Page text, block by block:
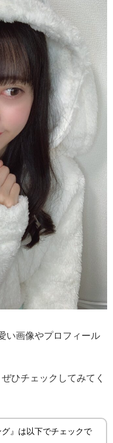
い画像やプロフィール
ぜひチェックしてみてく
グ』は以下でチェックで